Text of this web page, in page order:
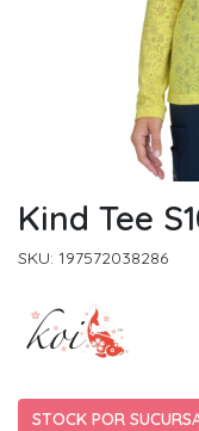
Kind Tee
SKU: 197572038286
STOCK POR